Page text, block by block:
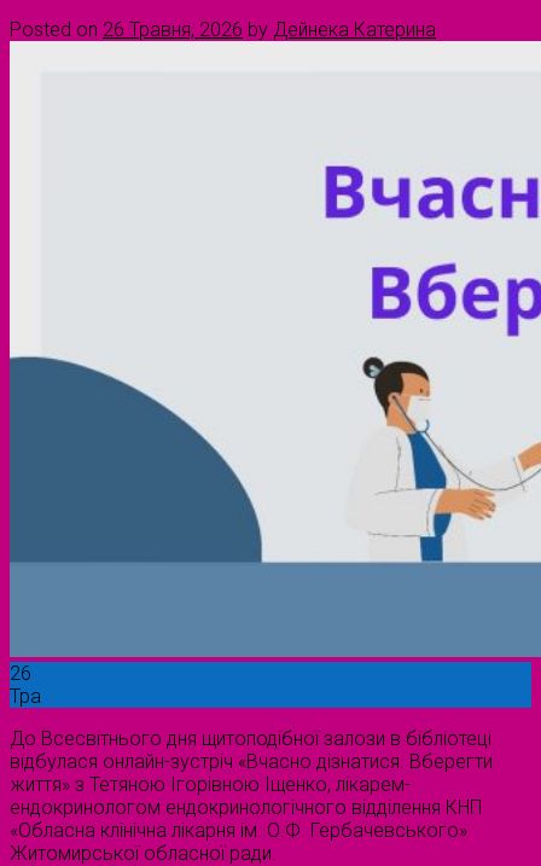
Posted on 26 Травня, 2026 by Дейнека Катерина
26
Тра
До Всесвітнього дня щитоподібної залози в бібліотеці
відбулася онлайн-зустріч «Вчасно дізнатися. Вберегти
життя» з Тетяною Ігорівною Іщенко, лікарем-
ендокринологом ендокринологічного відділення КНП
«Обласна клінічна лікарня ім. О.Ф. Гербачевського»
Житомирської обласної ради.